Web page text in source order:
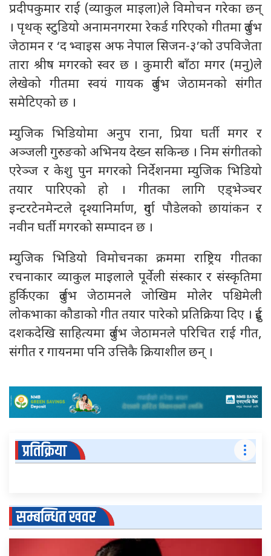
प्रदीपकुमार राई (व्याकुल माइला)ले विमोचन गरेका छन्
। पृथक् स्टुडियो अनामनगरमा रेकर्ड गरिएको गीतमा दुर्लभ
जेठामन र ‘द भ्वाइस अफ नेपाल सिजन-३’को उपविजेता
तारा श्रीष मगरको स्वर छ । कुमारी बाँठा मगर (मनु)ले
लेखेको गीतमा स्वयं गायक दुर्लभ जेठामनको संगीत
समेटिएको छ ।
म्युजिक भिडियोमा अनुप राना, प्रिया घर्ती मगर र
अञ्जली गुरुङको अभिनय देख्न सकिन्छ । निम संगीतको
एरेञ्ज र केशु पुन मगरको निर्देशनमा म्युजिक भिडियो
तयार पारिएको हो । गीतका लागि एड्भेञ्चर
इन्टरटेनमेन्टले दृश्यानिर्माण, दुर्गा पौडेलको छायांकन र
नवीन घर्ती मगरको सम्पादन छ ।
म्युजिक भिडियो विमोचनका क्रममा राष्ट्रिय गीतका
रचनाकार व्याकुल माइलाले पूर्वेली संस्कार र संस्कृतिमा
हुर्किएका दुर्लभ जेठामनले जोखिम मोलेर पश्चिमेली
लोकभाका कौडाको गीत तयार पारेको प्रतिक्रिया दिए । दुई
दशकदेखि साहित्यमा दुर्लभ जेठामनले परिचित राई गीत,
संगीत र गायनमा पनि उत्तिकै क्रियाशील छन् ।
प्रतिक्रिया
सम्बन्धित खवर